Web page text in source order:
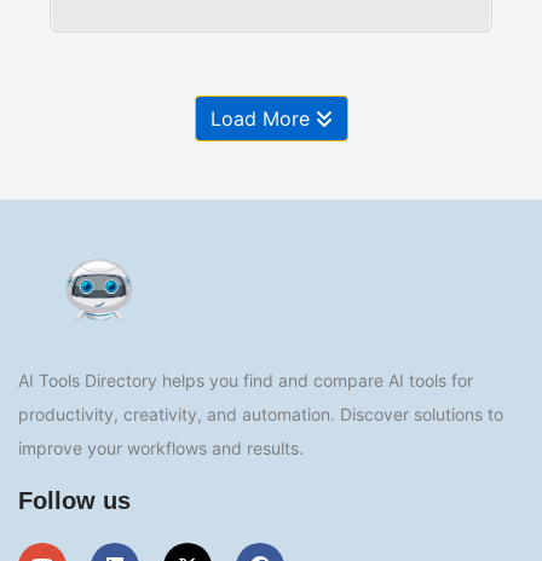
Load More
AI Tools Directory helps you find and compare AI tools for
productivity, creativity, and automation. Discover solutions to
improve your workflows and results.
Follow us